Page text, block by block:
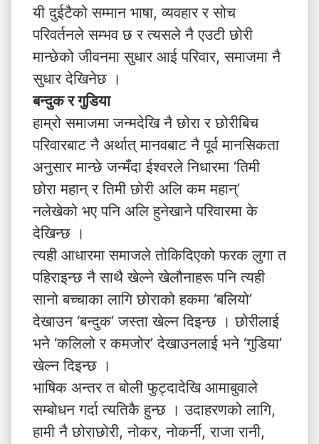
यी दुईटैको सम्मान भाषा, व्यवहार र सोच
परिवर्तनले सम्भव छ र त्यसले नै एउटी छोरी
मान्छेको जीवनमा सुधार आई परिवार, समाजमा नै
सुधार देखिनेछ ।
बन्दुक र गुडिया
हाम्रो समाजमा जन्मदेखि नै छोरा र छोरीबिच
परिवारबाट नै अर्थात् मानवबाट नै पूर्व मानसिकता
अनुसार मान्छे जन्मँदा ईश्वरले निधारमा ‘तिमी
छोरा महान् र तिमी छोरी अलि कम महान्’
नलेखेको भए पनि अलि हुनेखाने परिवारमा के
देखिन्छ ।
त्यही आधारमा समाजले तोकिदिएको फरक लुगा त
पहिराइन्छ नै साथै खेल्ने खेलौनाहरू पनि त्यही
सानो बच्चाका लागि छोराको हकमा ‘बलियो’
देखाउन ‘बन्दुक’ जस्ता खेल्न दिइन्छ । छोरीलाई
भने ‘कलिलो र कमजोर’ देखाउनलाई भने ‘गुडिया’
खेल्न दिइन्छ ।
भाषिक अन्तर त बोली फुट्दादेखि आमाबुवाले
सम्बोधन गर्दा त्यतिकै हुन्छ । उदाहरणको लागि,
हामी नै छोराछोरी, नोकर, नोकर्नी, राजा रानी,